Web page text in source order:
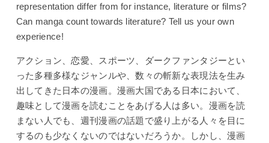
representation differ from for instance, literature or films?
Can manga count towards literature? Tell us your own
experience!
アクション、恋愛、スポーツ、ダークファンタジーとい
った多種多様なジャンルや、数々の斬新な表現法を生み
出してきた日本の漫画。漫画大国である日本において、
趣味として漫画を読むことをあげる人は多い。漫画を読
まない人でも、週刊漫画の話題で盛り上がる人々を目に
するのも少なくないのではないだろうか。しかし、漫画